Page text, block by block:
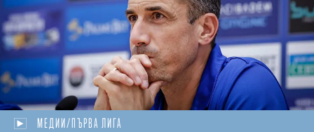
МЕДИИ/ПЪРВА ЛИГА